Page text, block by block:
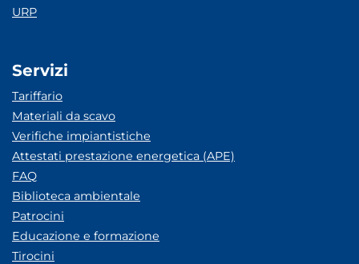
URP
Servizi
Tariffario
Materiali da scavo
Verifiche impiantistiche
Attestati prestazione energetica (APE)
FAQ
Biblioteca ambientale
Patrocini
Educazione e formazione
Tirocini